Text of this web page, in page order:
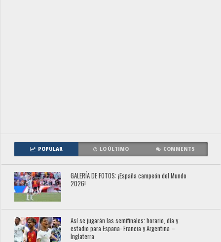
POPULAR LO ÚLTIMO COMMENTS
GALERÍA DE FOTOS: ¡España campeón del Mundo
2026!
Así se jugarán las semifinales: horario, día y
estadio para España- Francia y Argentina –
Inglaterra